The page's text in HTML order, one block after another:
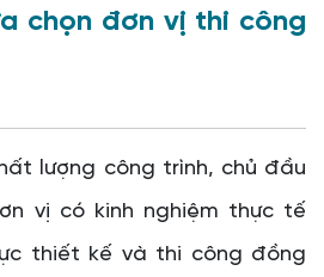
chọn đơn vị thi công
lượng công trình, chủ đầu
vị có kinh nghiệm thực tế
thiết kế và thi công đồng